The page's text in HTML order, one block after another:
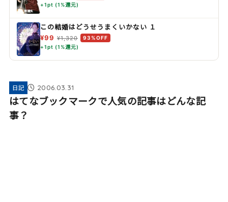
+1pt (1%還元)
この結婚はどうせうまくいかない １
¥99 ¥1,320
93%OFF
+1pt (1%還元)
日記 2006.03.31
はてなブックマークで人気の記事はどんな記
事？